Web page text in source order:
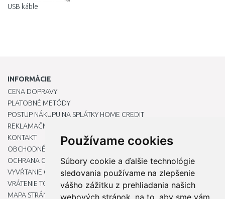
Používame cookies
Súbory cookie a ďalšie technológie
sledovania používame na zlepšenie
vášho zážitku z prehliadania našich
webových stránok, na to, aby sme vám
USB káble
INFORMÁCIE
CENA DOPRAVY
PLATOBNÉ METÓDY
POSTUP NÁKUPU NA SPLÁTKY HOME CREDIT
REKLAMAČNÝ PORIADOK
KONTAKT
OBCHODNÉ PODMIENKY
OCHRANA OSOBNÝCH ÚDAJOV
VYVŔTANIE OTVORU DO DREZU PRE KUCHYNSKÚ BATÉRIU
VRÁTENIE TOVARU / REKLAMÁCIE
MAPA STRÁNOK